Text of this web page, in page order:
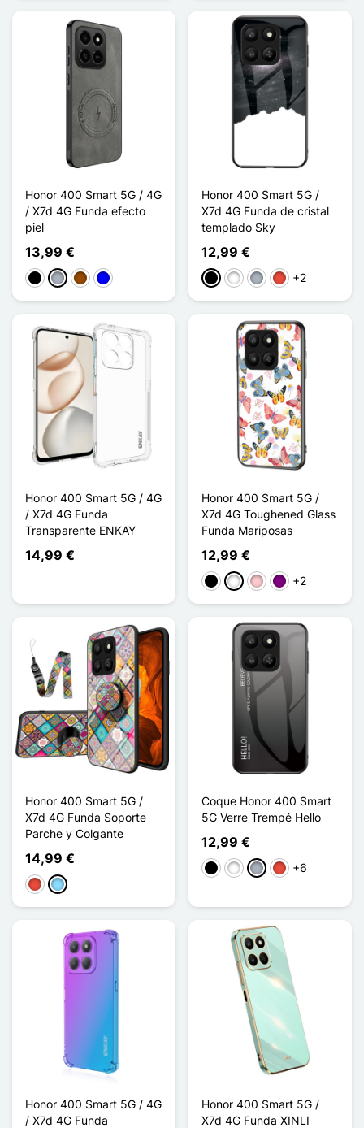
Honor 400 Smart 5G / 4G
/ X7d 4G Funda efecto
piel
13,99 €
Negro
Gris Marrón
Azul
Honor 400 Smart 5G /
X7d 4G Funda de cristal
templado Sky
12,99 €
NegroBlanco
Gris Rojo+2
Honor 400 Smart 5G / 4G
/ X7d 4G Funda
Transparente ENKAY
14,99 €
Honor 400 Smart 5G /
X7d 4G Toughened Glass
Funda Mariposas
12,99 €
NegroBlancoRosaPúrpura
+2
Honor 400 Smart 5G /
X7d 4G Funda Soporte
Parche y Colgante
14,99 €
RojoAzul claro
Coque Honor 400 Smart
5G Verre Trempé Hello
12,99 €
NegroBlanco
Gris Rojo+6
Honor 400 Smart 5G / 4G
/ X7d 4G Funda
Honor 400 Smart 5G /
X7d 4G Funda XINLI